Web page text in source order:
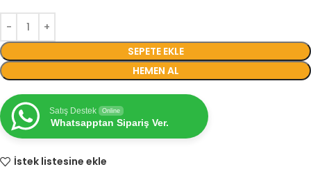
SEPETE EKLE
HEMEN AL
Satış Destek Online
Whatsapptan Sipariş Ver.
İstek listesine ekle